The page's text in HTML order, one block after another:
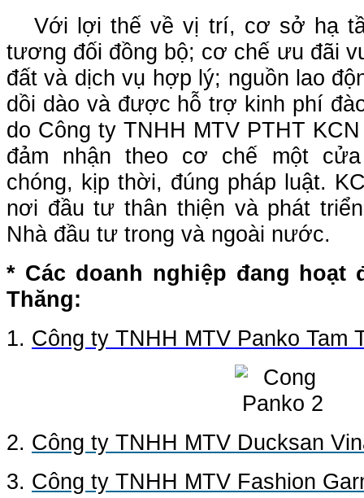
Với lợi thế về vị trí, cơ sở hạ
tương đối đồng bộ; cơ chế ưu đãi
đất và dịch vụ hợp lý; nguồn lao
dồi dào và được hỗ trợ kinh phí
do Công ty TNHH MTV PTHT
đảm nhận theo cơ chế một
chóng, kịp thời, đúng pháp luật.
nơi đầu tư thân thiện và phát
Nhà đầu tư trong và ngoài nước.
* Các doanh nghiệp đang hoạt
Thăng:
1. Công ty TNHH MTV Panko Tam
2. Công ty TNHH MTV Ducksan
3. Công ty TNHH MTV Fashion